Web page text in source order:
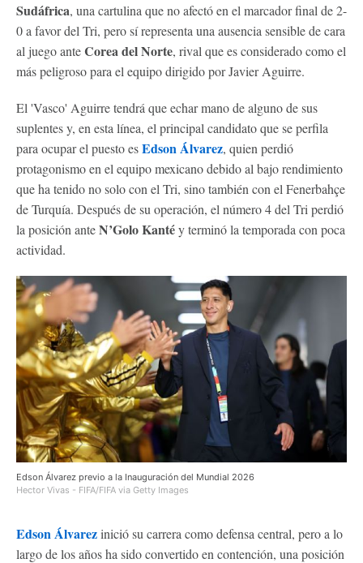
Sudáfrica, una cartulina que no afectó en el marcador final de 2-
0 a favor del Tri, pero sí representa una ausencia sensible de cara
al juego anteCorea del Norte, rival que es considerado como el
más peligroso para el equipo dirigido por Javier Aguirre.
El 'Vasco' Aguirre tendrá que echar mano de alguno de sus
suplentes y, en esta línea, el principal candidato que se perfila
para ocupar el puesto esEdson Álvarez, quien perdió
protagonismo en el equipo mexicano debido al bajo rendimiento
que ha tenido no solo con el Tri, sino también con el Fenerbahçe
de Turquía. Después de su operación, el número 4 del Tri perdió
la posición anteN’Golo Kantéy terminó la temporada con poca
actividad.
Edson Álvarez previo a la Inauguración del Mundial 2026
Hector Vivas - FIFA/FIFA via Getty Images
Edson Álvarezinició su carrera como defensa central, pero a lo
largo de los años ha sido convertido en contención, una posición